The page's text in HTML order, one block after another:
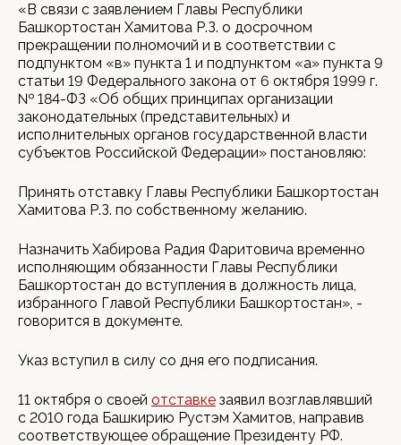
«В связи с заявлением Главы Республики
Башкортостан Хамитова Р.З. о досрочном
прекращении полномочий и в соответствии с
подпунктом «в» пункта 1 и подпунктом «а» пункта 9
статьи 19 Федерального закона от 6 октября 1999 г.
№ 184-ФЗ «Об общих принципах организации
законодательных (представительных) и
исполнительных органов государственной власти
субъектов Российской Федерации» постановляю:
Принять отставку Главы Республики Башкортостан
Хамитова Р.З. по собственному желанию.
Назначить Хабирова Радия Фаритовича временно
исполняющим обязанности Главы Республики
Башкортостан до вступления в должность лица,
избранного Главой Республики Башкортостан», -
говорится в документе.
Указ вступил в силу со дня его подписания.
11 октября о своей отставке заявил возглавлявший
с 2010 года Башкирию Рустэм Хамитов, направив
соответствующее обращение Президенту РФ.